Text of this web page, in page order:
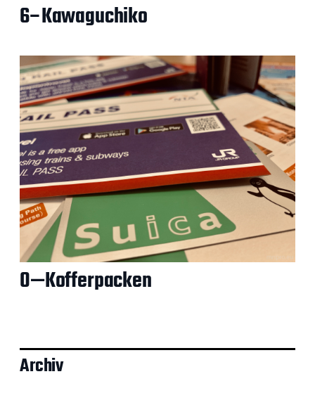
6–Kawaguchiko
0—Kofferpacken
Archiv